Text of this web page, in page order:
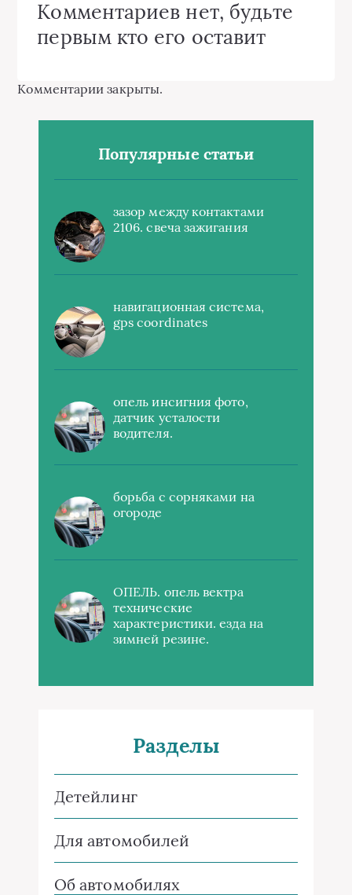
Комментариев нет, будьте
первым кто его оставит
Комментарии закрыты.
Популярные статьи
зазор между контактами
2106. свеча зажигания
навигационная система,
gps coordinates
опель инсигния фото,
датчик усталости
водителя.
борьба с сорняками на
огороде
ОПЕЛЬ. опель вектра
технические
характеристики. езда на
зимней резине.
Разделы
Детейлинг
Для автомобилей
Об автомобилях